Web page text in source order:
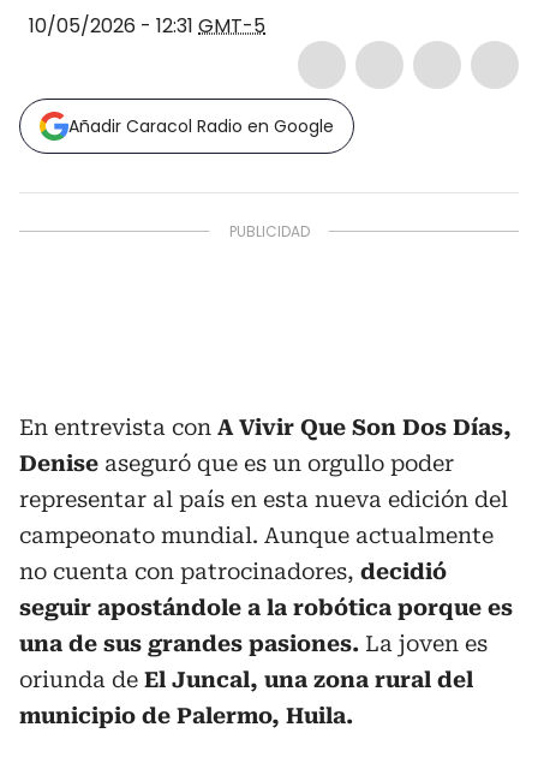
10/05/2026 - 12:31 GMT-5
Añadir Caracol Radio en Google
En entrevista con A Vivir Que Son Dos Días,
Denise aseguró que es un orgullo poder
representar al país en esta nueva edición del
campeonato mundial. Aunque actualmente
no cuenta con patrocinadores, decidió
seguir apostándole a la robótica porque es
una de sus grandes pasiones. La joven es
oriunda de El Juncal, una zona rural del
municipio de Palermo, Huila.